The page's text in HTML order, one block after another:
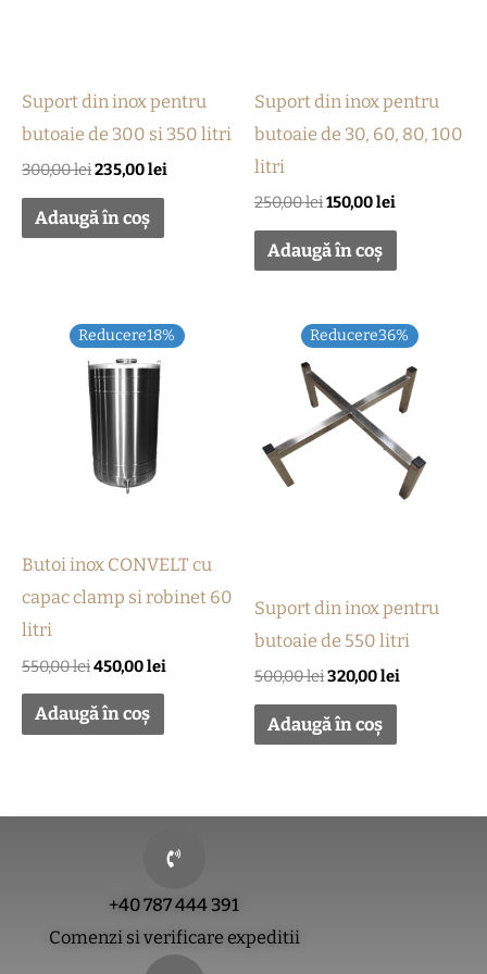
Suport din inox pentru
butoaie de 300 si 350 litri
300,00lei235,00lei
Adaugă în coș
Suport din inox pentru
butoaie de 30, 60, 80, 100
litri
250,00lei150,00lei
Adaugă în coș
Reducere18%
Butoi inox CONVELT cu
capac clamp si robinet 60
litri
550,00lei
Prețul
inițial
a
fost:
550,00 lei.
450,00lei
Prețul
curent
Adaugă în coș
Reducere36%
Suport din inox pentru
butoaie de 550 litri
500,00lei
Prețul
inițial
fost:
500,00 lei.
320,00lei
Prețul
curent
este:
320,00 lei.
Adaugă în coș
+40 787 444 391
Comenzi si verificare expeditii